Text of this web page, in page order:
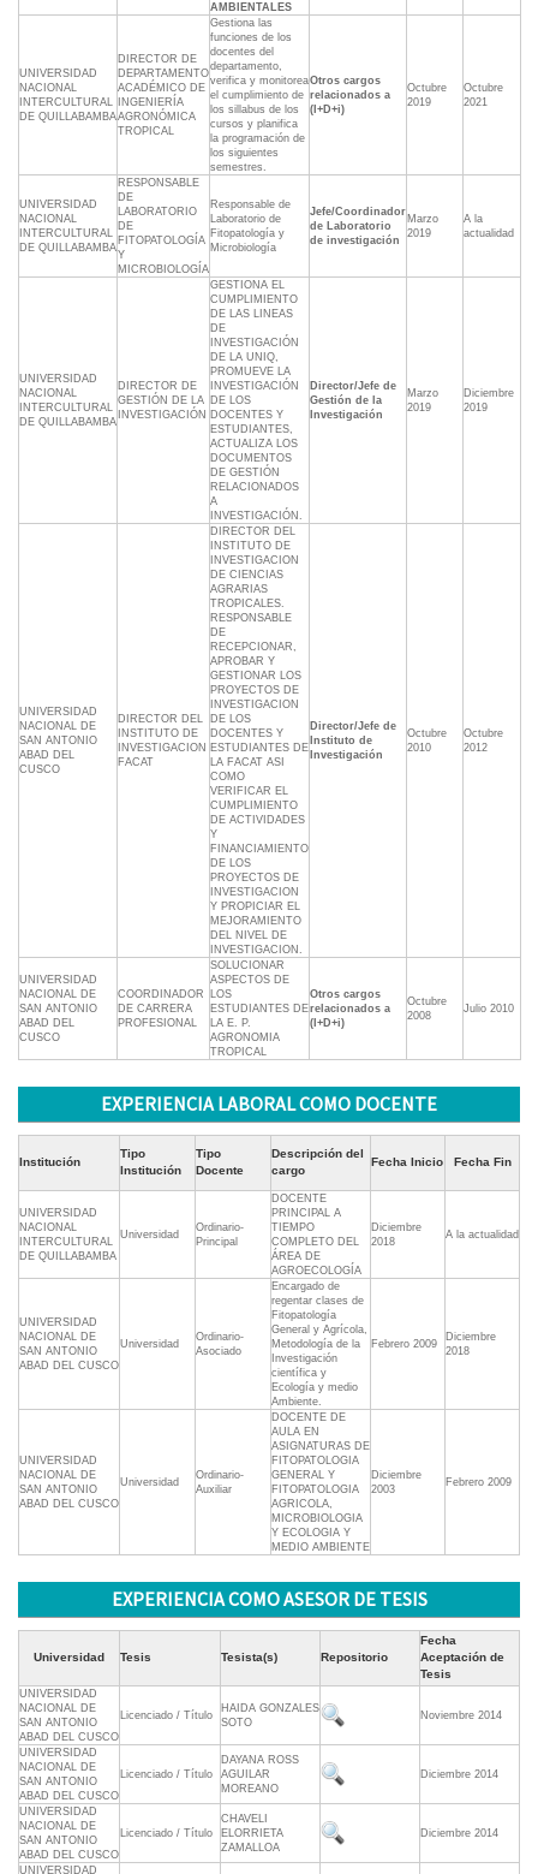
AMBIENTALES
UNIVERSIDAD
NACIONAL
INTERCULTURAL
DE QUILLABAMBA
DIRECTOR DE
DEPARTAMENTO
ACADÉMICO DE
INGENIERÍA
AGRONÓMICA
TROPICAL
Gestiona las
funciones de los
docentes del
departamento,
verifica y monitorea
el cumplimiento de
los sillabus de los
cursos y planifica
la programación de
los siguientes
semestres.
Otros cargos
relacionados a
(I+D+i)
Octubre
2019
Octubre
2021
UNIVERSIDAD
NACIONAL
INTERCULTURAL
DE QUILLABAMBA
RESPONSABLE
DE
LABORATORIO
DE
FITOPATOLOGÍA
Y
MICROBIOLOGÍA
Responsable de
Laboratorio de
Fitopatología y
Microbiología
Jefe/Coordinador
de Laboratorio
de investigación
Marzo
2019
A la
actualidad
UNIVERSIDAD
NACIONAL
INTERCULTURAL
DE QUILLABAMBA
DIRECTOR DE
GESTIÓN DE LA
INVESTIGACIÓN
GESTIONA EL
CUMPLIMIENTO
DE LAS LINEAS
DE
INVESTIGACIÓN
DE LA UNIQ,
PROMUEVE LA
INVESTIGACIÓN
DE LOS
DOCENTES Y
ESTUDIANTES,
ACTUALIZA LOS
DOCUMENTOS
DE GESTIÓN
RELACIONADOS
A
INVESTIGACIÓN.
Director/Jefe de
Gestión de la
Investigación
Marzo
2019
Diciembre
2019
UNIVERSIDAD
NACIONAL DE
SAN ANTONIO
ABAD DEL
CUSCO
DIRECTOR DEL
INSTITUTO DE
INVESTIGACION
FACAT
DIRECTOR DEL
INSTITUTO DE
INVESTIGACION
DE CIENCIAS
AGRARIAS
TROPICALES.
RESPONSABLE
DE
RECEPCIONAR,
APROBAR Y
GESTIONAR LOS
PROYECTOS DE
INVESTIGACION
DE LOS
DOCENTES Y
ESTUDIANTES DE
LA FACAT ASI
COMO
VERIFICAR EL
CUMPLIMIENTO
DE ACTIVIDADES
Y
FINANCIAMIENTO
DE LOS
PROYECTOS DE
INVESTIGACION
Y PROPICIAR EL
MEJORAMIENTO
DEL NIVEL DE
INVESTIGACION.
Director/Jefe de
Instituto de
Investigación
Octubre
2010
Octubre
2012
UNIVERSIDAD
NACIONAL DE
SAN ANTONIO
ABAD DEL
CUSCO
COORDINADOR
DE CARRERA
PROFESIONAL
SOLUCIONAR
ASPECTOS DE
LOS
ESTUDIANTES DE
LA E. P.
AGRONOMIA
TROPICAL
Otros cargos
relacionados a
(I+D+i)
Octubre
2008
Julio 2010
EXPERIENCIA LABORAL COMO DOCENTE
Institución
Tipo
Institución
Tipo
Docente
Descripción del
cargo
Fecha Inicio Fecha Fin
UNIVERSIDAD
NACIONAL
INTERCULTURAL
DE QUILLABAMBA
Universidad
Ordinario-
Principal
DOCENTE
PRINCIPAL A
TIEMPO
COMPLETO DEL
ÁREA DE
AGROECOLOGÍA
Diciembre
2018
A la actualidad
UNIVERSIDAD
NACIONAL DE
SAN ANTONIO
ABAD DEL CUSCO
Universidad
Ordinario-
Asociado
Encargado de
regentar clases de
Fitopatología
General y Agrícola,
Metodología de la
Investigación
científica y
Ecología y medio
Ambiente.
Febrero 2009
Diciembre
2018
UNIVERSIDAD
NACIONAL DE
SAN ANTONIO
ABAD DEL CUSCO
Universidad
Ordinario-
Auxiliar
DOCENTE DE
AULA EN
ASIGNATURAS DE
FITOPATOLOGIA
GENERAL Y
FITOPATOLOGIA
AGRICOLA,
MICROBIOLOGIA
Y ECOLOGIA Y
MEDIO AMBIENTE
Diciembre
2003
Febrero 2009
EXPERIENCIA COMO ASESOR DE TESIS
Universidad Tesis Tesista(s) Repositorio
Fecha
Aceptación de
Tesis
UNIVERSIDAD
NACIONAL DE
SAN ANTONIO
ABAD DEL CUSCO
Licenciado / Título
HAIDA GONZALES
SOTO
Noviembre 2014
UNIVERSIDAD
NACIONAL DE
SAN ANTONIO
ABAD DEL CUSCO
Licenciado / Título
DAYANA ROSS
AGUILAR
MOREANO
Diciembre 2014
UNIVERSIDAD
NACIONAL DE
SAN ANTONIO
ABAD DEL CUSCO
Licenciado / Título
CHAVELI
ELORRIETA
ZAMALLOA
Diciembre 2014
UNIVERSIDAD